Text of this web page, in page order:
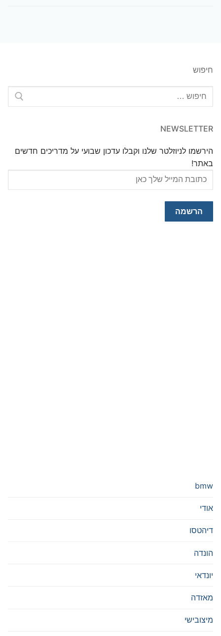
חיפוש
חפש:
NEWSLETTER
הירשמו לניוזלטר שלנו וקבלו עדכון שבועי על מדריכים חדשים
באתר!
bmw
אודי
דיהטסו
הונדה
יונדאי
מאזדה
מיצובישי